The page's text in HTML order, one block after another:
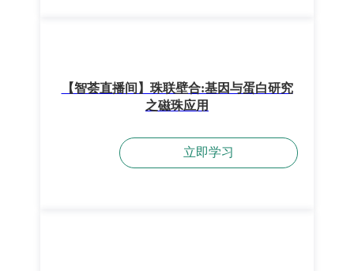
【智荟直播间】珠联壁合:基因与蛋白研究
之磁珠应用
立即学习